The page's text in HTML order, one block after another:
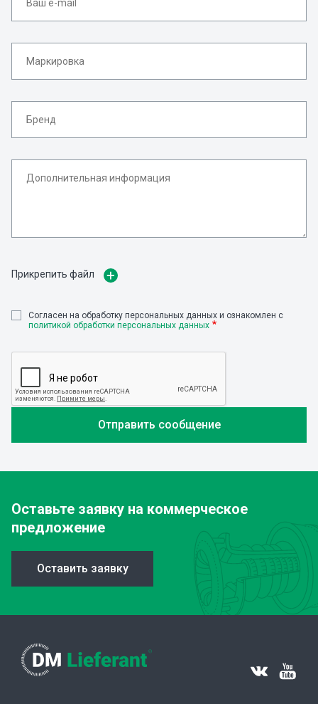
Прикрепить файл
Cогласен на обработку персональных данных и ознакомлен с
политикой обработки персональных данных
Оставьте заявку на коммерческое
предложение
Оставить заявку